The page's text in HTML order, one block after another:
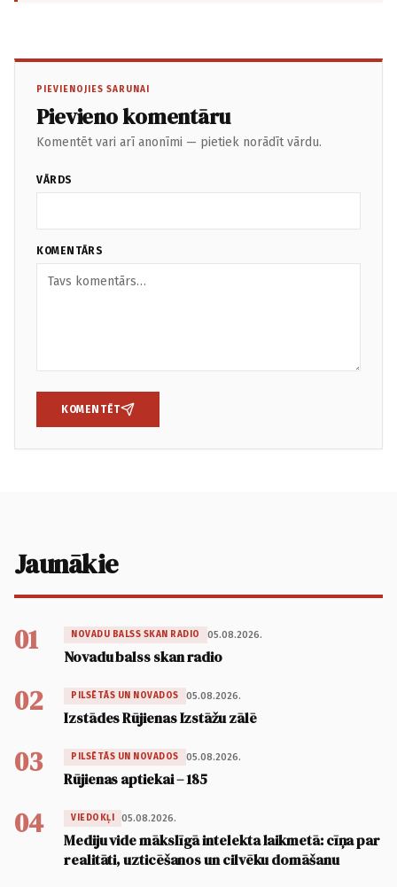
PIEVIENOJIES SARUNAI
Pievieno komentāru
Komentēt vari arī anonīmi — pietiek norādīt vārdu.
VĀRDS
KOMENTĀRS
KOMENTĒT
Jaunākie
01 NOVADU BALSS SKAN RADIO 05.08.2026.
Novadu balss skan radio
02 PILSĒTĀS UN NOVADOS 05.08.2026.
Izstādes Rūjienas Izstāžu zālē
03 PILSĒTĀS UN NOVADOS 05.08.2026.
Rūjienas aptiekai – 185
04 VIEDOKĻI 05.08.2026.
Mediju vide mākslīgā intelekta laikmetā: cīņa par
realitāti, uzticēšanos un cilvēku domāšanu